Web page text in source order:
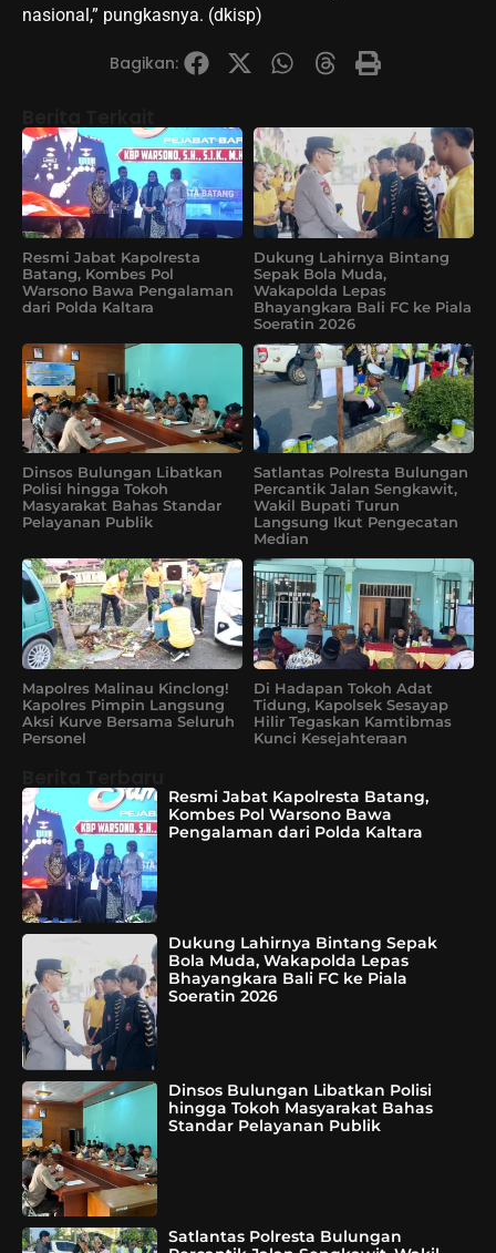
nasional,” pungkasnya. (dkisp)
Bagikan:
Resmi Jabat Kapolresta
Batang, Kombes Pol
Warsono Bawa Pengalaman
dari Polda Kaltara
Dukung Lahirnya Bintang
Sepak Bola Muda,
Wakapolda Lepas
Bhayangkara Bali FC ke Piala
Soeratin 2026
Dinsos Bulungan Libatkan
Polisi hingga Tokoh
Masyarakat Bahas Standar
Pelayanan Publik
Satlantas Polresta Bulungan
Percantik Jalan Sengkawit,
Wakil Bupati Turun
Langsung Ikut Pengecatan
Median
Mapolres Malinau Kinclong!
Kapolres Pimpin Langsung
Aksi Kurve Bersama Seluruh
Personel
Di Hadapan Tokoh Adat
Tidung, Kapolsek Sesayap
Hilir Tegaskan Kamtibmas
Kunci Kesejahteraan
Resmi Jabat Kapolresta Batang,
Kombes Pol Warsono Bawa
Pengalaman dari Polda Kaltara
Dukung Lahirnya Bintang Sepak
Bola Muda, Wakapolda Lepas
Bhayangkara Bali FC ke Piala
Soeratin 2026
Dinsos Bulungan Libatkan Polisi
hingga Tokoh Masyarakat Bahas
Standar Pelayanan Publik
Satlantas Polresta Bulungan